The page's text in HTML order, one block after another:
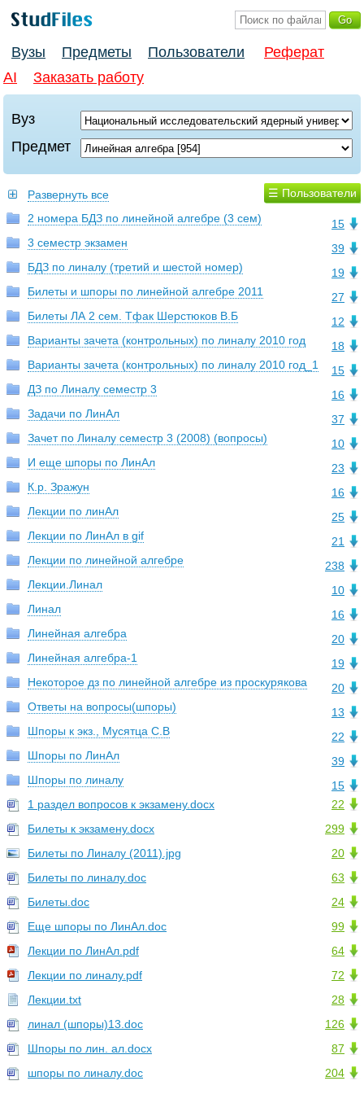
Вузы Предметы Пользователи
Реферат
AI
Заказать работу
Вуз
Предмет
☰ Пользователи
Развернуть все
15
2 номера БДЗ по линейной алгебре (3 сем)
39
3 семестр экзамен
19
БДЗ по линалу (третий и шестой номер)
27
Билеты и шпоры по линейной алгебре 2011
12
Билеты ЛА 2 сем. Тфак Шерстюков В.Б
18
Варианты зачета (контрольных) по линалу 2010 год
15
Варианты зачета (контрольных) по линалу 2010 год_1
16
ДЗ по Линалу семестр 3
37
Задачи по ЛинАл
10
Зачет по Линалу семестр 3 (2008) (вопросы)
23
И еще шпоры по ЛинАл
16
К.р. Зражун
25
Лекции по линАл
21
Лекции по ЛинАл в gif
238
Лекции по линейной алгебре
10
Лекции.Линал
16
Линал
20
Линейная алгебра
19
Линейная алгебра-1
20
Некоторое дз по линейной алгебре из проскурякова
13
Ответы на вопросы(шпоры)
22
Шпоры к экз., Мусятца С.В
39
Шпоры по ЛинАл
15
Шпоры по линалу
22
1 раздел вопросов к экзамену.docx
299
Билеты к экзамену.docx
20
Билеты по Линалу (2011).jpg
63
Билеты по линалу.doc
24
Билеты.doc
99
Еще шпоры по ЛинАл.doc
64
Лекции по ЛинАл.pdf
72
Лекции по линалу.pdf
28
Лекции.txt
126
линал (шпоры)13.doc
87
Шпоры по лин. ал.docx
204
шпоры по линалу.doc